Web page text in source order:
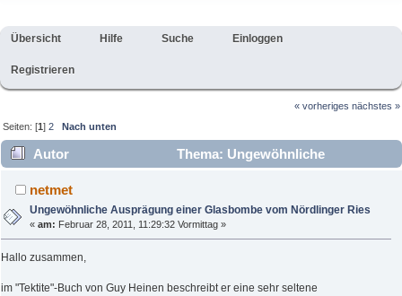
Übersicht Hilfe Suche Einloggen
Registrieren
« vorheriges nächstes »
Seiten: [1]2 Nach unten
Autor
Thema: Ungewöhnliche
Ausprägung einer Glasbombe vom Nördlinger Ries (Gelesen
9944 mal)
netmet
Ungewöhnliche Ausprägung einer Glasbombe vom Nördlinger Ries
«am: Februar 28, 2011, 11:29:32 Vormittag »
Hallo zusammen,
im "Tektite"-Buch von Guy Heinen beschreibt er eine sehr seltene